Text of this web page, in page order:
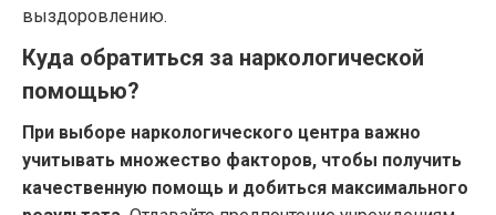
выздоровлению.
Куда обратиться за наркологической
помощью?
При выборе наркологического центра важно
учитывать множество факторов, чтобы получить
качественную помощь и добиться максимального